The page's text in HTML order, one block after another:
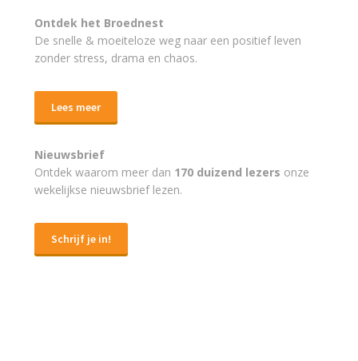
Ontdek het Broednest
De snelle & moeiteloze weg naar een positief leven
zonder stress, drama en chaos.
Lees meer
Nieuwsbrief
Ontdek waarom meer dan 170 duizend lezers onze
wekelijkse nieuwsbrief lezen.
Schrijf je in!